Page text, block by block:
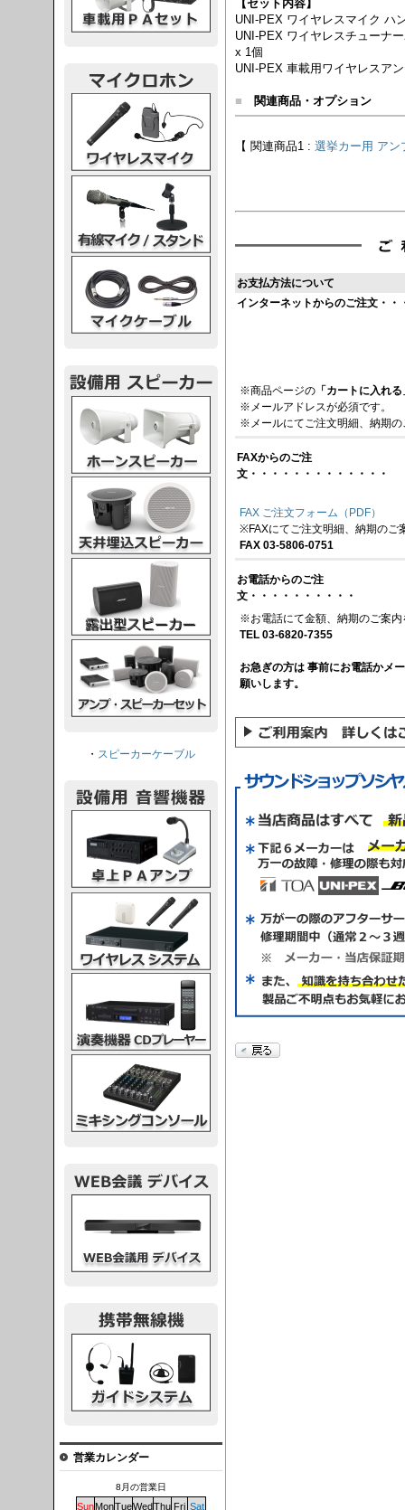
【セット内容】
UNI-PEX ワイヤレスマイク ハ
UNI-PEX ワイヤレスチューナ
x 1個
UNI-PEX 車載用ワイヤレスア
■ 関連商品・オプション
【 関連商品1 : 選挙カー用 アン
お支払方法について
インターネットからのご注文・・
※商品ページの 「カートに入れる
※メールアドレスが必須です。
※メールにてご注文明細、納期
FAXからのご注
文・・・・・・・・・・・・・
FAX ご注文フォーム（PDF）
※FAXにてご注文明細、納期のご
FAX 03-5806-0751
お電話からのご注
文・・・・・・・・・・
※お電話にて金額、納期のご案内
TEL 03-6820-7355
お急ぎの方は 事前にお電話かメ
願いします。
・ スピーカーケーブル
営業カレンダー
8月の営業日
SunMonTueWedThu Fri Sat